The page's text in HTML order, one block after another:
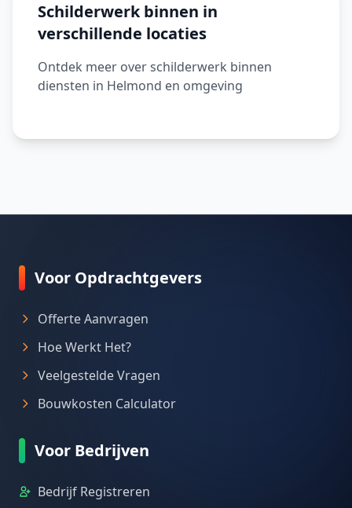
Schilderwerk binnen in
verschillende locaties
Ontdek meer over schilderwerk binnen
diensten in Helmond en omgeving
Voor Opdrachtgevers
Offerte Aanvragen
Hoe Werkt Het?
Veelgestelde Vragen
Bouwkosten Calculator
Voor Bedrijven
Bedrijf Registreren